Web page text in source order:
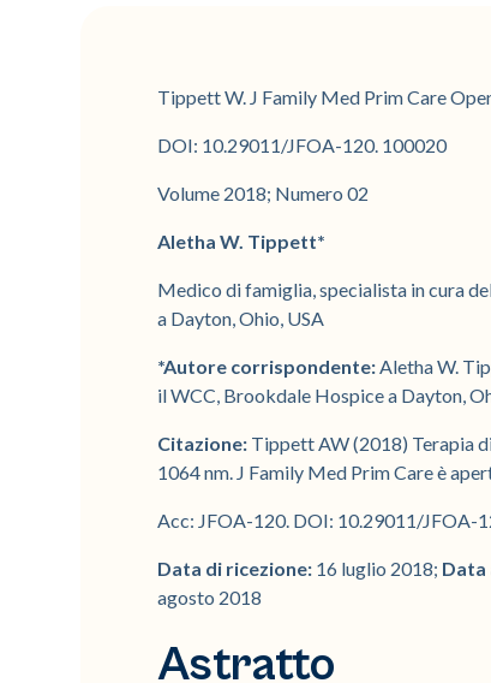
Tippett W. J Family Med Prim Care
DOI: 10.29011/JFOA-120. 100020
Volume 2018; Numero 02
Aletha W. Tippett*
Medico di famiglia, specialista in cura
a Dayton, Ohio, USA
*Autore corrispondente:Aletha W.
il WCC, Brookdale Hospice a Dayton,
Citazione: Tippett AW (2018) Terapia
1064 nm. J Family Med Prim Care è
Acc: JFOA-120. DOI: 10.29011/JFOA-
Data di ricezione: 16 luglio 2018;
agosto 2018
Astratto